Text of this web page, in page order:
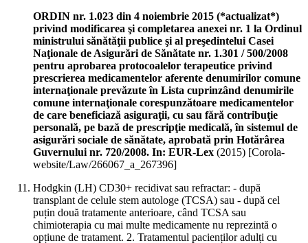
ORDIN nr. 1.023 din 4 noiembrie 2015 (*actualizat*)
privind modificarea şi completarea anexei nr. 1 la Ordinul
ministrului sănătăţii publice şi al preşedintelui Casei
Naţionale de Asigurări de Sănătate nr. 1.301 / 500/2008
pentru aprobarea protocoalelor terapeutice privind
prescrierea medicamentelor aferente denumirilor comune
internaţionale prevăzute în Lista cuprinzând denumirile
comune internaţionale corespunzătoare medicamentelor
de care beneficiază asiguraţii, cu sau fără contribuţie
personală, pe bază de prescripţie medicală, în sistemul de
asigurări sociale de sănătate, aprobată prin Hotărârea
Guvernului nr. 720/2008. In: EUR-Lex (2015) [Corola-
website/Law/266067_a_267396]
Hodgkin (LH) CD30+ recidivat sau refractar: - după
transplant de celule stem autologe (TCSA) sau - după cel
puțin două tratamente anterioare, când TCSA sau
chimioterapia cu mai multe medicamente nu reprezintă o
opțiune de tratament. 2. Tratamentul pacienților adulți cu